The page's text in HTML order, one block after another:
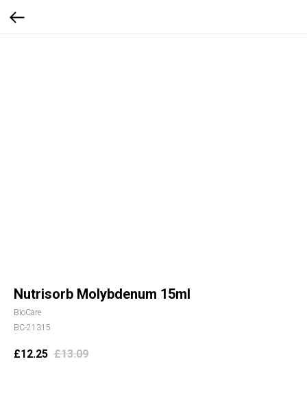
Nutrisorb Molybdenum 15ml
BioCare
BC-21315
£12.25 £13.09